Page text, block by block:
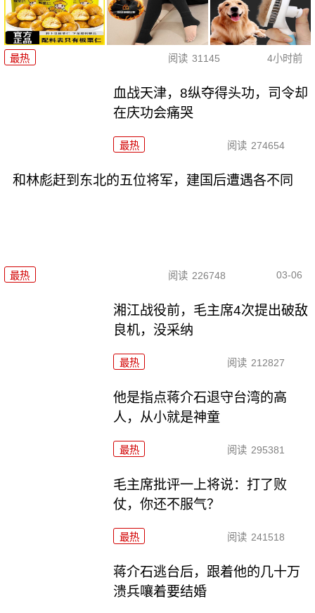
最热 阅读 31145 4小时前
血战天津，8纵夺得头功，司令却
在庆功会痛哭
最热 阅读 274654
和林彪赶到东北的五位将军，建国后遭遇各不同
最热 阅读 226748 03-06
湘江战役前，毛主席4次提出破敌
良机，没采纳
最热 阅读 212827
他是指点蒋介石退守台湾的高
人，从小就是神童
最热 阅读 295381
毛主席批评一上将说：打了败
仗，你还不服气？
最热 阅读 241518
蒋介石逃台后，跟着他的几十万
溃兵嚷着要结婚